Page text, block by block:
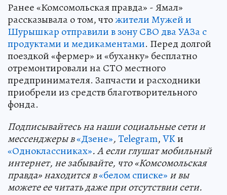
Ранее «Комсомольская правда» - Ямал»
рассказывала о том, чтожители Мужей и
Шурышкар отправили в зону СВО два УАЗа с
продуктами и медикаментами. Перед долгой
поездкой «фермер» и «буханку» бесплатно
отремонтировали на СТО местного
предпринимателя. Запчасти и расходники
приобрели из средств благотворительного
фонда.
Подписывайтесь на наши социальные сети и
мессенджеры в«Дзене»,Telegram,VKи
«Одноклассниках». А если глушат мобильный
интернет, не забывайте, что «Комсомольская
правда» находится в«белом списке» и вы
можете ее читать даже при отсутствии сети.